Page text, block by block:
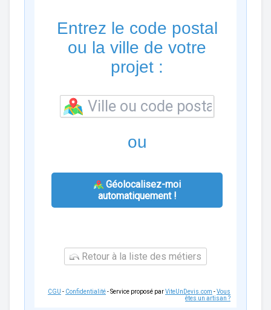
Entrez le code postal
ou la ville de votre
projet :
ou
Géolocalisez-moi
automatiquement !
Retour à la liste des métiers
CGU - Confidentialité- Service proposé parViteUnDevis.com -Vous
êtes un artisan ?